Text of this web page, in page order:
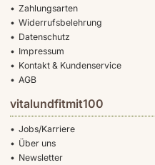
Zahlungsarten
Widerrufsbelehrung
Datenschutz
Impressum
Kontakt & Kundenservice
AGB
vitalundfitmit100
Jobs/Karriere
Über uns
Newsletter